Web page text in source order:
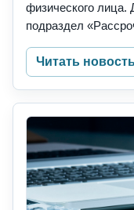
физического лица.
подраздел
Читать